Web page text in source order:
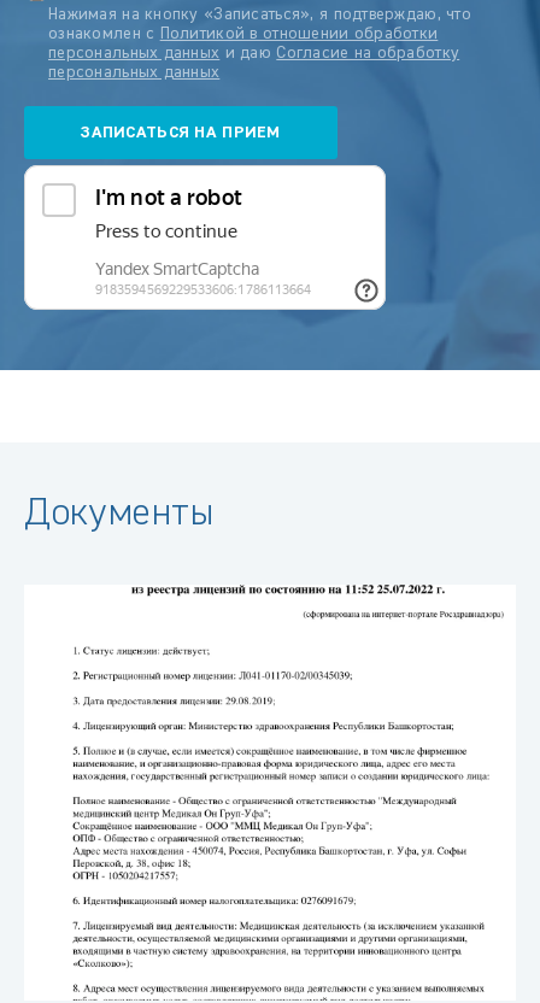
Нажимая на кнопку «Записаться», я подтверждаю, что
ознакомлен с
Политикой в отношении обработки
персональных данных и даю Согласие на обработку
персональных данных
Документы